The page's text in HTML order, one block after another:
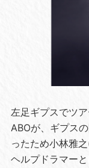
左足ギプスでツ
ABOが、ギプス
ったため小林雅
ヘルプドラマー